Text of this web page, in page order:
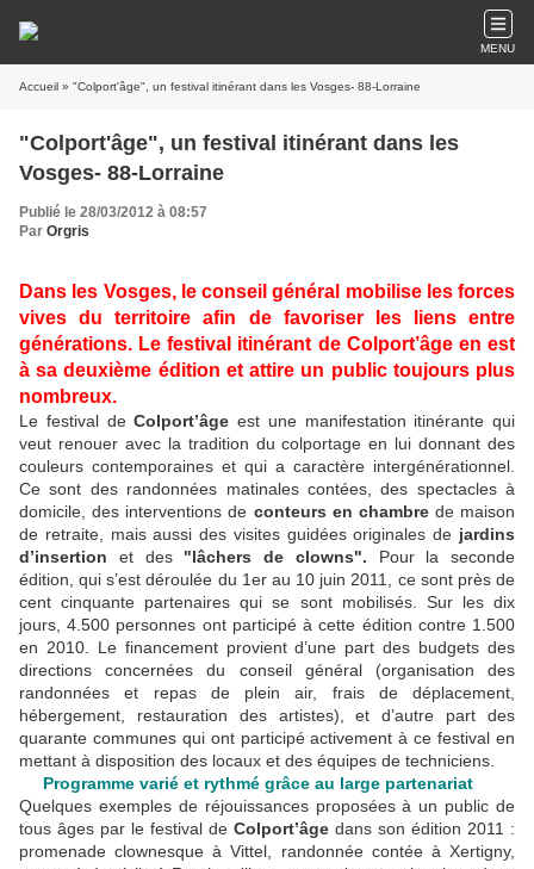
MENU
Accueil » "Colport'âge", un festival itinérant dans les Vosges- 88-Lorraine
"Colport'âge", un festival itinérant dans les
Vosges- 88-Lorraine
Publié le 28/03/2012 à 08:57
Par Orgris
Dans les Vosges, le conseil général mobilise les forces
vives du territoire afin de favoriser les liens entre
générations. Le festival itinérant de Colport’âge en est
à sa deuxième édition et attire un public toujours plus
nombreux.
Le festival deColport’âge est une manifestation itinérante qui
veut renouer avec la tradition du colportage en lui donnant des
couleurs contemporaines et qui a caractère intergénérationnel.
Ce sont des randonnées matinales contées, des spectacles à
domicile, des interventions de conteurs en chambrede maison
de retraite, mais aussi des visites guidées originales de jardins
d’insertion et des "lâchers de clowns". Pour la seconde
édition, qui s’est déroulée du 1er au 10 juin 2011, ce sont près de
cent cinquante partenaires qui se sont mobilisés. Sur les dix
jours, 4.500 personnes ont participé à cette édition contre 1.500
en 2010. Le financement provient d’une part des budgets des
directions concernées du conseil général (organisation des
randonnées et repas de plein air, frais de déplacement,
hébergement, restauration des artistes), et d’autre part des
quarante communes qui ont participé activement à ce festival en
mettant à disposition des locaux et des équipes de techniciens.
Programme varié et rythmé grâce au large partenariat
Quelques exemples de réjouissances proposées à un public de
tous âges par le festival de Colport’âge dans son édition 2011 :
promenade clownesque à Vittel, randonnée contée à Xertigny,